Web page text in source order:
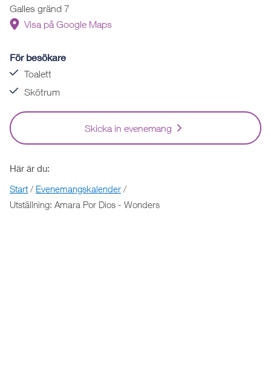
Galles gränd 7
Visa på Google Maps
För besökare
Toalett
Skötrum
Skicka in evenemang
Här är du:
Start / Evenemangskalender /
Utställning: Amara Por Dios - Wonders